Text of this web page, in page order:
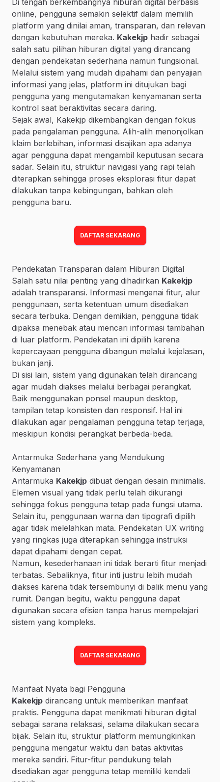
online, pengguna semakin selektif dalam memilih
platform yang dinilai aman, transparan, dan relevan
dengan kebutuhan mereka. Kakekjp hadir sebagai
salah satu pilihan hiburan digital yang dirancang
dengan pendekatan sederhana namun fungsional.
Melalui sistem yang mudah dipahami dan penyajian
informasi yang jelas, platform ini ditujukan bagi
pengguna yang mengutamakan kenyamanan serta
kontrol saat beraktivitas secara daring.
Sejak awal, Kakekjp dikembangkan dengan fokus
pada pengalaman pengguna. Alih-alih menonjolkan
klaim berlebihan, informasi disajikan apa adanya
agar pengguna dapat mengambil keputusan secara
sadar. Selain itu, struktur navigasi yang rapi telah
diterapkan sehingga proses eksplorasi fitur dapat
dilakukan tanpa kebingungan, bahkan oleh
pengguna baru.
DAFTAR SEKARANG
Pendekatan Transparan dalam Hiburan Digital
Salah satu nilai penting yang dihadirkan Kakekjp
adalah transparansi. Informasi mengenai fitur, alur
penggunaan, serta ketentuan umum disediakan
secara terbuka. Dengan demikian, pengguna tidak
dipaksa menebak atau mencari informasi tambahan
di luar platform. Pendekatan ini dipilih karena
kepercayaan pengguna dibangun melalui kejelasan,
bukan janji.
Di sisi lain, sistem yang digunakan telah dirancang
agar mudah diakses melalui berbagai perangkat.
Baik menggunakan ponsel maupun desktop,
tampilan tetap konsisten dan responsif. Hal ini
dilakukan agar pengalaman pengguna tetap terjaga,
meskipun kondisi perangkat berbeda-beda.
Antarmuka Sederhana yang Mendukung
Kenyamanan
Antarmuka Kakekjp dibuat dengan desain minimalis.
Elemen visual yang tidak perlu telah dikurangi
sehingga fokus pengguna tetap pada fungsi utama.
Selain itu, penggunaan warna dan tipografi dipilih
agar tidak melelahkan mata. Pendekatan UX writing
yang ringkas juga diterapkan sehingga instruksi
dapat dipahami dengan cepat.
Namun, kesederhanaan ini tidak berarti fitur menjadi
terbatas. Sebaliknya, fitur inti justru lebih mudah
diakses karena tidak tersembunyi di balik menu yang
rumit. Dengan begitu, waktu pengguna dapat
digunakan secara efisien tanpa harus mempelajari
sistem yang kompleks.
DAFTAR SEKARANG
Manfaat Nyata bagi Pengguna
Kakekjp dirancang untuk memberikan manfaat
praktis. Pengguna dapat menikmati hiburan digital
sebagai sarana relaksasi, selama dilakukan secara
bijak. Selain itu, struktur platform memungkinkan
pengguna mengatur waktu dan batas aktivitas
mereka sendiri. Fitur-fitur pendukung telah
disediakan agar pengguna tetap memiliki kendali